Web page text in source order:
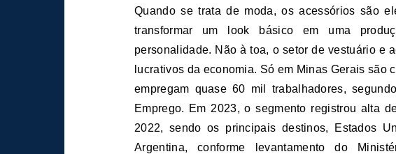
Quando se trata de moda, os acessórios são elementos chave, que têm o poder de
transformar um look básico em uma
personalidade. Não à toa, o setor de vestuário e
lucrativos da economia. Só em Minas Gerais são
empregam quase 60 mil trabalhadores,
Emprego. Em 2023, o segmento registrou alta
2022, sendo os principais destinos, Estados
Argentina, conforme levantamento do